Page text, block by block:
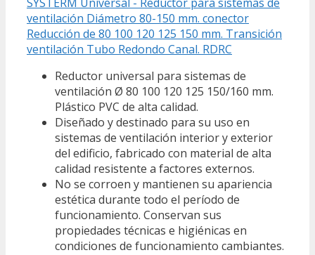
ventilación Diámetro 80-150 mm. conector
Reducción de 80 100 120 125 150 mm. Transición
ventilación Tubo Redondo Canal. RDRC
Reductor universal para sistemas de
ventilación Ø 80 100 120 125 150/160 mm.
Plástico PVC de alta calidad.
Diseñado y destinado para su uso en
sistemas de ventilación interior y exterior
del edificio, fabricado con material de alta
calidad resistente a factores externos.
No se corroen y mantienen su apariencia
estética durante todo el período de
funcionamiento. Conservan sus
propiedades técnicas e higiénicas en
condiciones de funcionamiento cambiantes.